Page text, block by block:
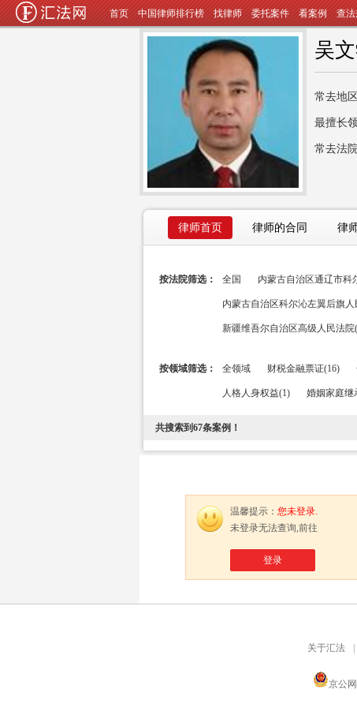
首页 中国律师排行榜 找律师 委托案件 看案例 查
吴
常去地
最擅长
常去法
律师首页 律师的合同 律
按法院筛选： 全国 内蒙古自治区通辽市科
内蒙古自治区科尔沁左翼后旗人
新疆维吾尔自治区高级人民法院
按领域筛选： 全领域 财税金融票证(16)
人格人身权益(1) 婚姻家庭继
共搜索到67条案例！
温馨提示： 您未登录.
未登录无法查询,前往
登录
关于汇法
京公